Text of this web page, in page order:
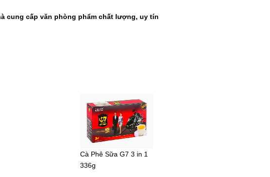
cung cấp văn phòng phẩm chất lượng, uy tín
Cà Phê Sữa G7 3 in 1
336g